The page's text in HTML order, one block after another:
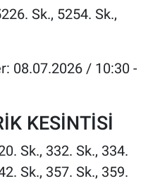
Sk., 5254. Sk.,
08.07.2026 / 10:30 -
KESİNTİSİ
Sk., 332. Sk., 334.
Sk., 357. Sk., 359.